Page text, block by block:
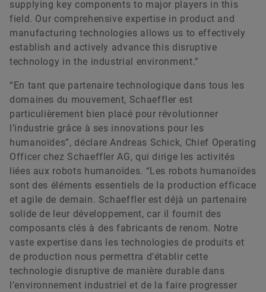
supplying key components to major players in this
field. Our comprehensive expertise in product and
manufacturing technologies allows us to effectively
establish and actively advance this disruptive
technology in the industrial environment.”
“En tant que partenaire technologique dans tous les
domaines du mouvement, Schaeffler est
particulièrement bien placé pour révolutionner
l’industrie grâce à ses innovations pour les
humanoïdes”, déclare Andreas Schick, Chief Operating
Officer chez Schaeffler AG, qui dirige les activités
liées aux robots humanoïdes. “Les robots humanoïdes
sont des éléments essentiels de la production efficace
et agile de demain. Schaeffler est déjà un partenaire
solide de leur développement, car il fournit des
composants clés à des fabricants de renom. Notre
vaste expertise dans les technologies de produits et
de production nous permettra d’établir cette
technologie disruptive de manière durable dans
l’environnement industriel et de la faire progresser